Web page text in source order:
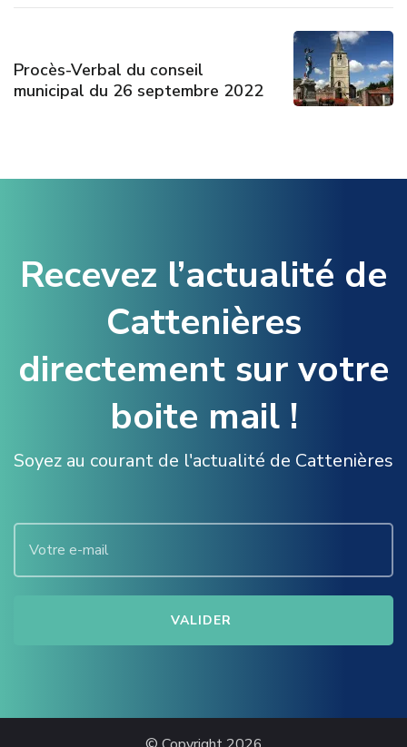
Procès-Verbal du conseil
municipal du 26 septembre 2022
Recevez l’actualité de
Cattenières
directement sur votre
boite mail !
Soyez au courant de l'actualité de Cattenières